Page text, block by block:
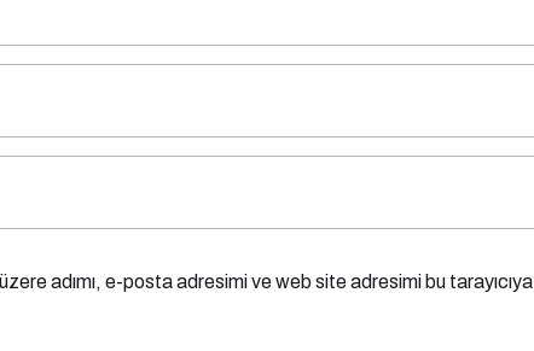
adımı, e-posta adresimi ve web site adresimi bu tarayıcıya